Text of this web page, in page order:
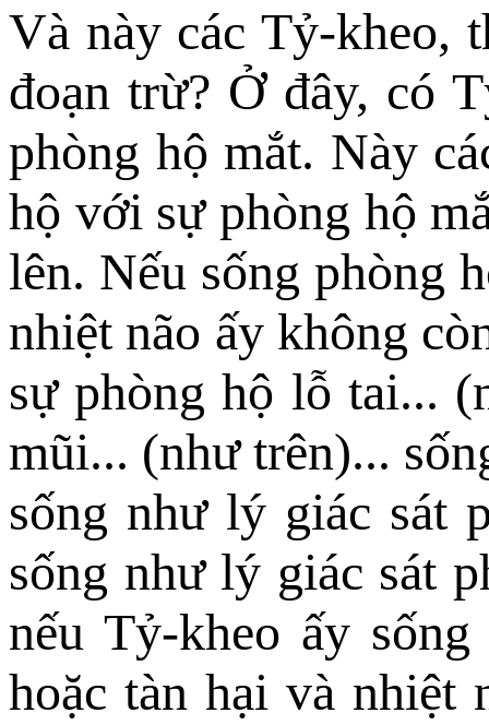
Và này các Tỷ-kheo,
đoạn trừ? Ở đây, có
phòng hộ mắt. Này
hộ với sự phòng hộ
lên. Nếu sống phòng
nhiệt não ấy không
sự phòng hộ lỗ tai...
mũi... (như trên)...
sống như lý giác sát
sống như lý giác sát
nếu Tỷ-kheo ấy
hoặc tàn hại và nhiệt